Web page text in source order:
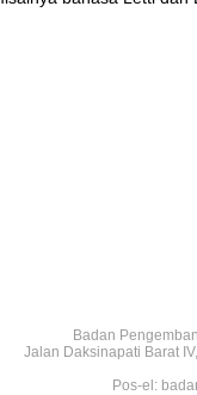
Badan
Jalan Daksinapati Barat
Pos-el: